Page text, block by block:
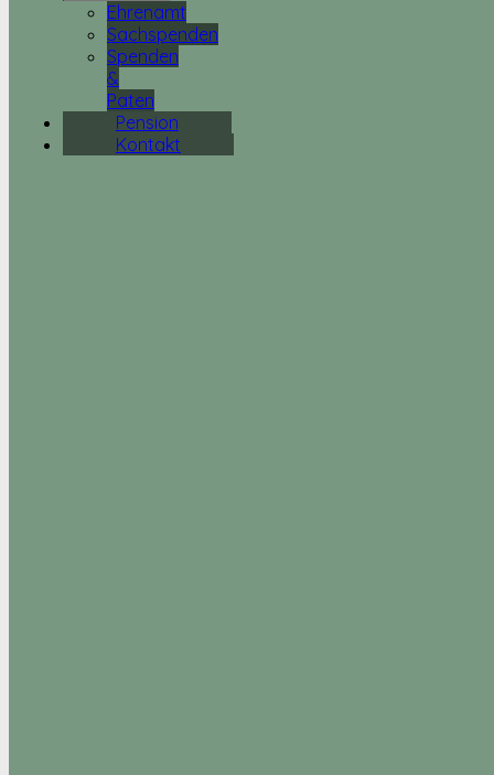
Ehrenamt
Sachspenden
Spenden
&
Paten
Pension
Kontakt